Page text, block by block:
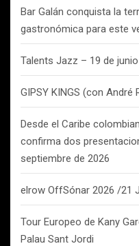
Bar Galán conquista la
gastronómica para este
Talents Jazz – 19 de junio
GIPSY KINGS (con André
Desde el Caribe
confirma dos
septiembre de 2026
elrow OffSónar 2026 /21
Tour Europeo de Kany
Palau Sant Jordi